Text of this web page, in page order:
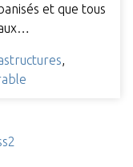
et que tous